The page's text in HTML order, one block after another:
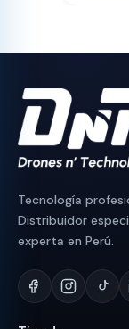
Tecnología
Distribuidor
experta en Perú.